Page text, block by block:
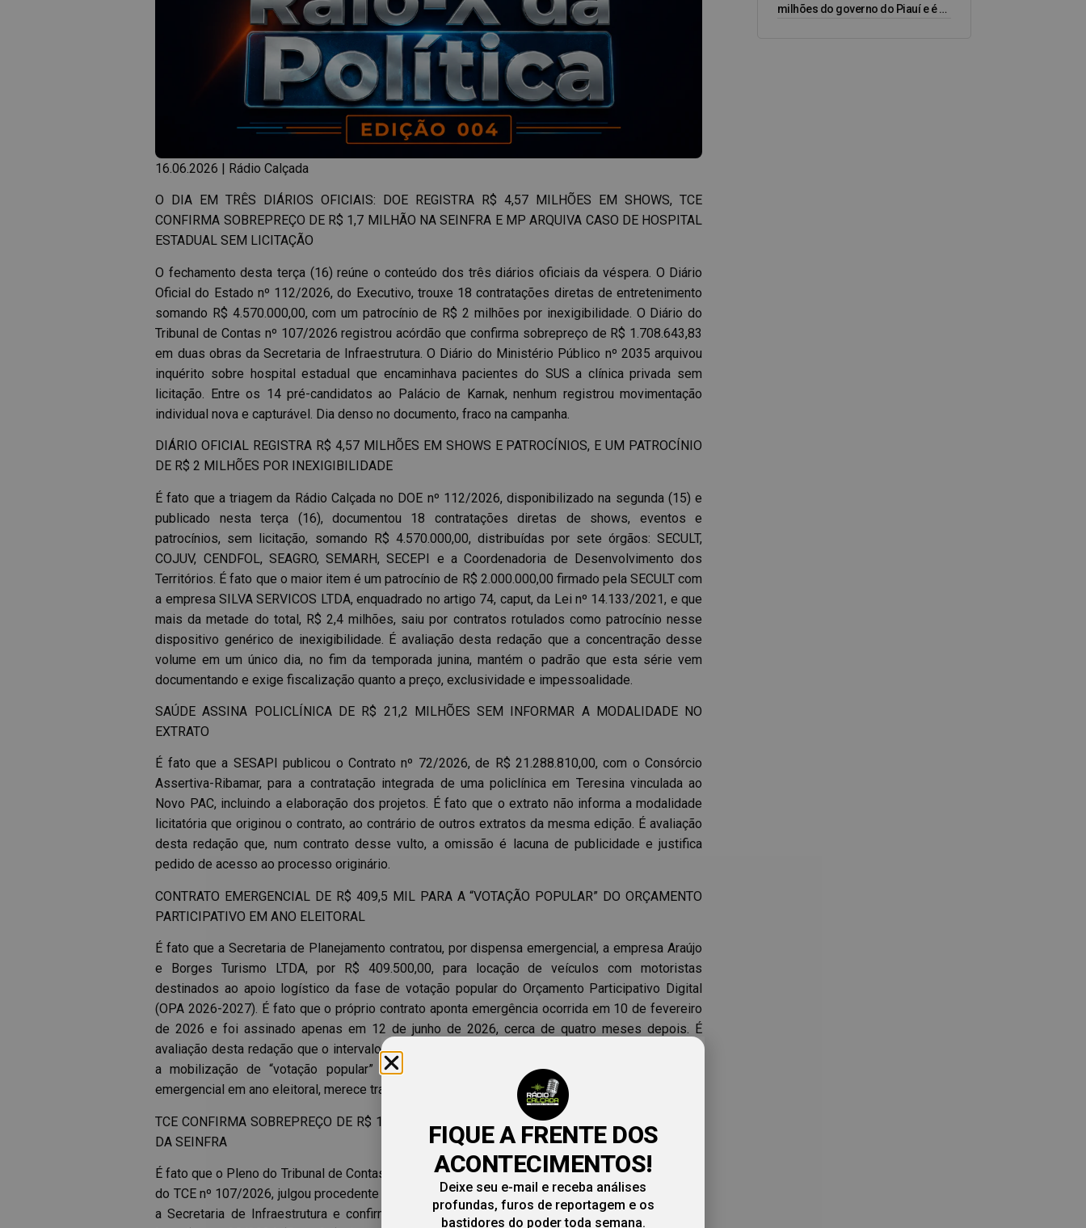
16.06.2026 | Rádio Calçada
O DIA EM TRÊS DIÁRIOS OFICIAIS: DOE REGISTRA R$ 4,57 MILHÕES EM SHOWS, TCE
CONFIRMA SOBREPREÇO DE R$ 1,7 MILHÃO NA SEINFRA E MP ARQUIVA CASO DE HOSPITAL
ESTADUAL SEM LICITAÇÃO
O fechamento desta terça (16) reúne o conteúdo dos três diários oficiais da véspera. O Diário
Oficial do Estado nº 112/2026, do Executivo, trouxe 18 contratações diretas de entretenimento
somando R$ 4.570.000,00, com um patrocínio de R$ 2 milhões por inexigibilidade. O Diário do
Tribunal de Contas nº 107/2026 registrou acórdão que confirma sobrepreço de R$ 1.708.643,83
em duas obras da Secretaria de Infraestrutura. O Diário do Ministério Público nº 2035 arquivou
inquérito sobre hospital estadual que encaminhava pacientes do SUS a clínica privada sem
licitação. Entre os 14 pré-candidatos ao Palácio de Karnak, nenhum registrou movimentação
individual nova e capturável. Dia denso no documento, fraco na campanha.
DIÁRIO OFICIAL REGISTRA R$ 4,57 MILHÕES EM SHOWS E PATROCÍNIOS, E UM PATROCÍNIO
DE R$ 2 MILHÕES POR INEXIGIBILIDADE
É fato que a triagem da Rádio Calçada no DOE nº 112/2026, disponibilizado na segunda (15) e
publicado nesta terça (16), documentou 18 contratações diretas de shows, eventos e
patrocínios, sem licitação, somando R$ 4.570.000,00, distribuídas por sete órgãos: SECULT,
COJUV, CENDFOL, SEAGRO, SEMARH, SECEPI e a Coordenadoria de Desenvolvimento dos
Territórios. É fato que o maior item é um patrocínio de R$ 2.000.000,00 firmado pela SECULT com
a empresa SILVA SERVICOS LTDA, enquadrado no artigo 74, caput, da Lei nº 14.133/2021, e que
mais da metade do total, R$ 2,4 milhões, saiu por contratos rotulados como patrocínio nesse
dispositivo genérico de inexigibilidade. É avaliação desta redação que a concentração desse
volume em um único dia, no fim da temporada junina, mantém o padrão que esta série vem
documentando e exige fiscalização quanto a preço, exclusividade e impessoalidade.
SAÚDE ASSINA POLICLÍNICA DE R$ 21,2 MILHÕES SEM INFORMAR A MODALIDADE NO
EXTRATO
É fato que a SESAPI publicou o Contrato nº 72/2026, de R$ 21.288.810,00, com o Consórcio
Assertiva-Ribamar, para a contratação integrada de uma policlínica em Teresina vinculada ao
Novo PAC, incluindo a elaboração dos projetos. É fato que o extrato não informa a modalidade
licitatória que originou o contrato, ao contrário de outros extratos da mesma edição. É avaliação
desta redação que, num contrato desse vulto, a omissão é lacuna de publicidade e justifica
pedido de acesso ao processo originário.
CONTRATO EMERGENCIAL DE R$ 409,5 MIL PARA A “VOTAÇÃO POPULAR” DO ORÇAMENTO
PARTICIPATIVO EM ANO ELEITORAL
É fato que a Secretaria de Planejamento contratou, por dispensa emergencial, a empresa Araújo
e Borges Turismo LTDA, por R$ 409.500,00, para locação de veículos com motoristas
destinados ao apoio logístico da fase de votação popular do Orçamento Participativo Digital
(OPA 2026-2027). É fato que o próprio contrato aponta emergência ocorrida em 10 de fevereiro
de 2026 e foi assinado apenas em 12 de junho de 2026, cerca de quatro meses depois. É
avaliação desta redação que o intervalo enfraquece a urgência que justificaria a dispensa, e que
a mobilização de “votação popular” de um programa de governo, custeada por contrato
emergencial em ano eleitoral, merece transparência reforçada.
TCE CONFIRMA SOBREPREÇO DE R$ 1,7 MILHÃO E MANDA ANULAR DUAS CONCORRÊNCIAS
DA SEINFRA
É fato que o Pleno do Tribunal de Contas do Estado, no Acórdão nº 254/2026 publicado no Diário
do TCE nº 107/2026, julgou procedente representação da própria diretoria de fiscalização contra
a Secretaria de Infraestrutura e confirmou a suspensão das Concorrências nº 20/2024 (Alto
milhões do governo do Piauí e é a
FIQUE A FRENTE DOS
ACONTECIMENTOS!
Deixe seu e-mail e receba análises
profundas, furos de reportagem e os
bastidores do poder toda semana.